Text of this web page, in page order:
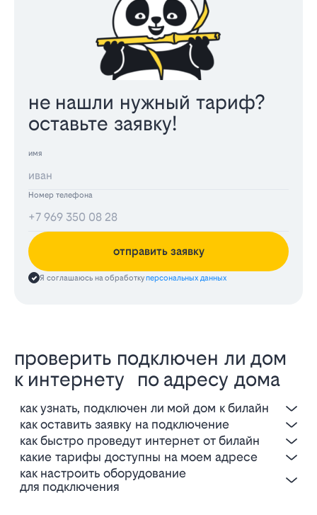
не нашли нужный тариф?
оставьте заявку!
имя
Номер телефона
отправить заявку
Я соглашаюсь на обработкуперсональных данных
проверить подключен ли дом
к интернету по адресу дома
как узнать, подключен ли мой дом к билайн
как оставить заявку на подключение
как быстро проведут интернет от билайн
какие тарифы доступны на моем адресе
как настроить оборудование
для подключения